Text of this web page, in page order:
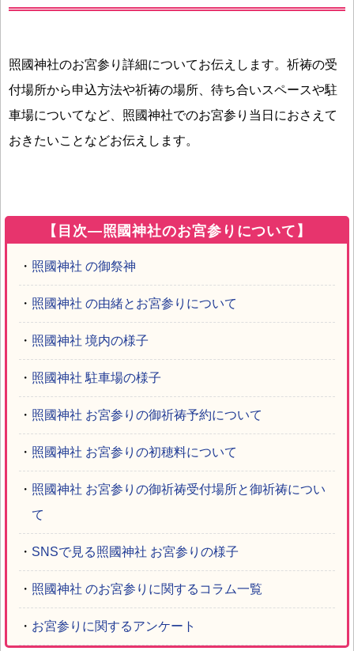
照國神社のお宮参り詳細についてお伝えします。祈祷の受
付場所から申込方法や祈祷の場所、待ち合いスペースや駐
車場についてなど、照國神社でのお宮参り当日におさえて
おきたいことなどお伝えします。
【目次―照國神社のお宮参りについて】
・ 照國神社 の御祭神
・ 照國神社 の由緒とお宮参りについて
・ 照國神社 境内の様子
・ 照國神社 駐車場の様子
・ 照國神社 お宮参りの御祈祷予約について
・ 照國神社 お宮参りの初穂料について
・ 照國神社 お宮参りの御祈祷受付場所と御祈祷につい
て
・ SNSで見る照國神社 お宮参りの様子
・ 照國神社 のお宮参りに関するコラム一覧
・ お宮参りに関するアンケート